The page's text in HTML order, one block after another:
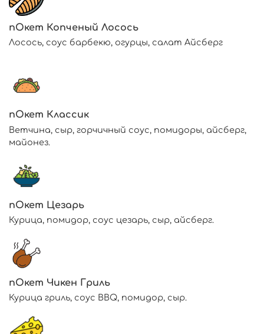
пОкет Копченый Лосось
Лосось, соус барбекю, огурцы, салат Айсберг
пОкет Классик
Ветчина, сыр, горчичный соус, помидоры, айсберг,
майонез.
пОкет Цезарь
Курица, помидор, соус цезарь, сыр, айсберг.
пОкет Чикен Гриль
Курица гриль, соус BBQ, помидор, сыр.